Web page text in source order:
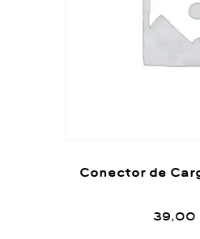
Conector de
39,00